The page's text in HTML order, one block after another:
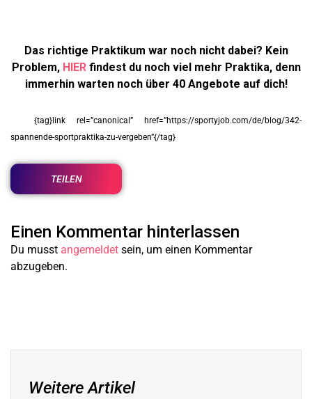
Das richtige Praktikum war noch nicht dabei? Kein
Problem,HIERfindest du noch viel mehr Praktika, denn
immerhin warten noch über 40 Angebote auf dich!
{tag}link rel=”canonical” href=”https://sportyjob.com/de/blog/342-
spannende-sportpraktika-zu-vergeben”{/tag}
TEILEN
Einen Kommentar hinterlassen
Du musst angemeldet sein, um einen Kommentar
abzugeben.
Weitere Artikel